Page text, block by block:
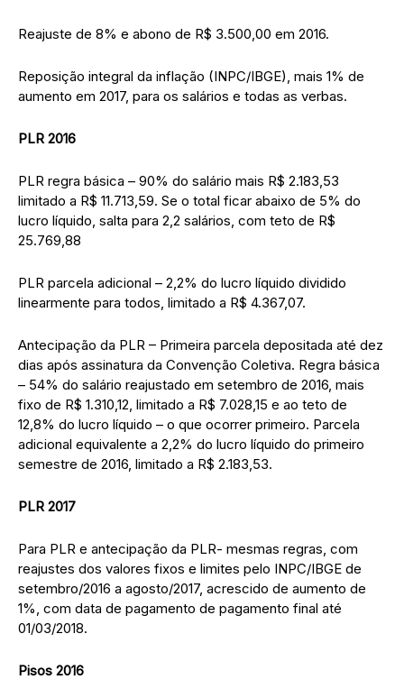
Reajuste de 8% e abono de R$ 3.500,00 em 2016.
Reposição integral da inflação (INPC/IBGE), mais 1% de
aumento em 2017, para os salários e todas as verbas.
PLR 2016
PLR regra básica – 90% do salário mais R$ 2.183,53
limitado a R$ 11.713,59. Se o total ficar abaixo de 5% do
lucro líquido, salta para 2,2 salários, com teto de R$
25.769,88
PLR parcela adicional – 2,2% do lucro líquido dividido
linearmente para todos, limitado a R$ 4.367,07.
Antecipação da PLR – Primeira parcela depositada até dez
dias após assinatura da Convenção Coletiva. Regra básica
– 54% do salário reajustado em setembro de 2016, mais
fixo de R$ 1.310,12, limitado a R$ 7.028,15 e ao teto de
12,8% do lucro líquido – o que ocorrer primeiro. Parcela
adicional equivalente a 2,2% do lucro líquido do primeiro
semestre de 2016, limitado a R$ 2.183,53.
PLR 2017
Para PLR e antecipação da PLR- mesmas regras, com
reajustes dos valores fixos e limites pelo INPC/IBGE de
setembro/2016 a agosto/2017, acrescido de aumento de
1%, com data de pagamento de pagamento final até
01/03/2018.
Pisos 2016